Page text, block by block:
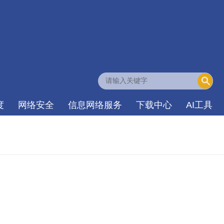
网络安全 信息网络服务 下载中心 AI工具